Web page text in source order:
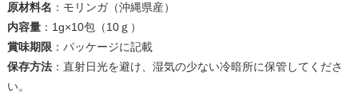
原材料名 ：モリンガ（沖縄県産）
内容量：1g×10包（10ｇ）
賞味期限 ：パッケージに記載
保存方法：直射日光を避け、湿気の少ない冷暗所に保管してくださ
い。